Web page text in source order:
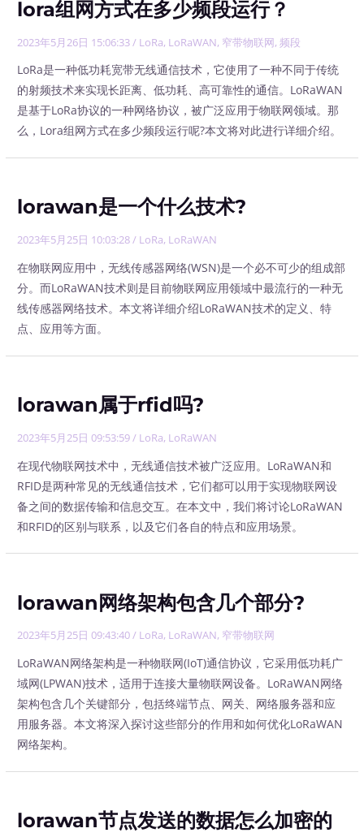
lora组网方式在多少频段运行？
2023年5月26日 15:06:33/ LoRa, LoRaWAN, 窄带物联网,频段
LoRa是一种低功耗宽带无线通信技术，它使用了一种不同于传统
的射频技术来实现长距离、低功耗、高可靠性的通信。LoRaWAN
是基于LoRa协议的一种网络协议，被广泛应用于物联网领域。那
么，Lora组网方式在多少频段运行呢?本文将对此进行详细介绍。
lorawan是一个什么技术?
2023年5月25日 10:03:28/ LoRa, LoRaWAN
在物联网应用中，无线传感器网络(WSN)是一个必不可少的组成部
分。而LoRaWAN技术则是目前物联网应用领域中最流行的一种无
线传感器网络技术。本文将详细介绍LoRaWAN技术的定义、特
点、应用等方面。
lorawan属于rfid吗?
2023年5月25日 09:53:59/ LoRa, LoRaWAN
在现代物联网技术中，无线通信技术被广泛应用。LoRaWAN和
RFID是两种常见的无线通信技术，它们都可以用于实现物联网设
备之间的数据传输和信息交互。在本文中，我们将讨论LoRaWAN
和RFID的区别与联系，以及它们各自的特点和应用场景。
lorawan网络架构包含几个部分?
2023年5月25日 09:43:40/ LoRa, LoRaWAN, 窄带物联网
LoRaWAN网络架构是一种物联网(IoT)通信协议，它采用低功耗广
域网(LPWAN)技术，适用于连接大量物联网设备。LoRaWAN网络
架构包含几个关键部分，包括终端节点、网关、网络服务器和应
用服务器。本文将深入探讨这些部分的作用和如何优化LoRaWAN
网络架构。
lorawan节点发送的数据怎么加密的